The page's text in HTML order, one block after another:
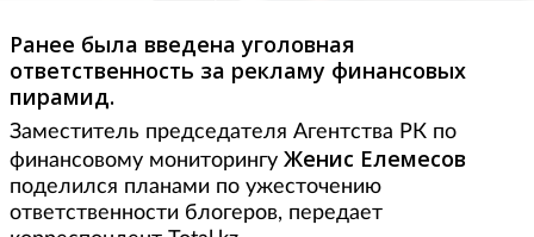
Ранее была введена уголовная
ответственность за рекламу финансовых
пирамид.
Заместитель председателя Агентства РК по
финансовому мониторингу Женис Елемесов
поделился планами по ужесточению
ответственности блогеров, передает